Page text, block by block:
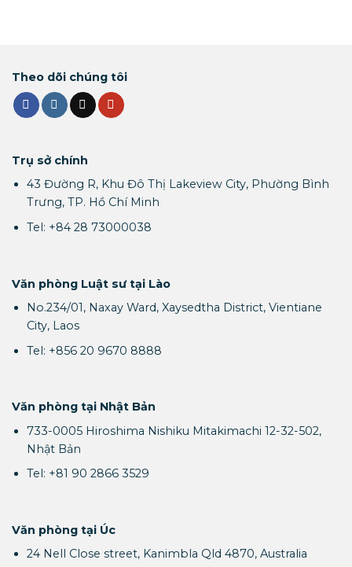
Theo dõi chúng tôi
Trụ sở chính
43 Đường R, Khu Đô Thị Lakeview City, Phường Bình
Trưng, TP. Hồ Chí Minh
Tel: +84 28 73000038
Văn phòng Luật sư tại Lào
No.234/01, Naxay Ward, Xaysedtha District, Vientiane
City, Laos
Tel: +856 20 9670 8888
Văn phòng tại Nhật Bản
733-0005 Hiroshima Nishiku Mitakimachi 12-32-502,
Nhật Bản
Tel: +81 90 2866 3529
Văn phòng tại Úc
24 Nell Close street, Kanimbla Qld 4870, Australia